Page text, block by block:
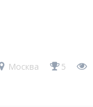
Москва
5